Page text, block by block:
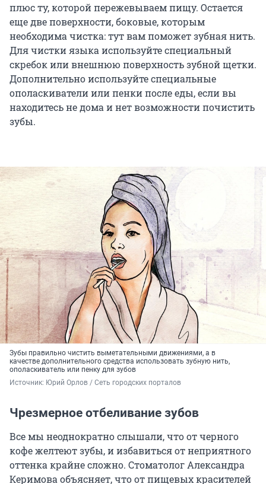
плюс ту, которой пережевываем пищу. Остается
еще две поверхности, боковые, которым
необходима чистка: тут вам поможет зубная нить.
Для чистки языка используйте специальный
скребок или внешнюю поверхность зубной щетки.
Дополнительно используйте специальные
ополаскиватели или пенки после еды, если вы
находитесь не дома и нет возможности почистить
зубы.
Зубы правильно чистить выметательными движениями, а в
качестве дополнительного средства использовать зубную нить,
ополаскиватель или пенку для зубов
Источник: Юрий Орлов / Сеть городских порталов
Чрезмерное отбеливание зубов
Все мы неоднократно слышали, что от черного
кофе желтеют зубы, и избавиться от неприятного
оттенка крайне сложно. Стоматолог Александра
Керимова объясняет, что от пищевых красителей